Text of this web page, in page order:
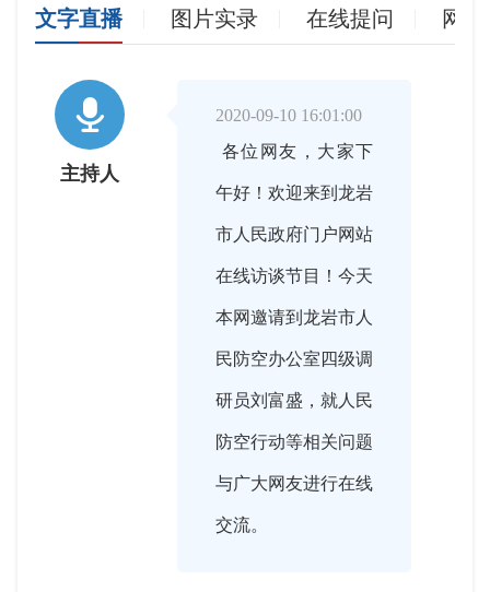
文字直播 图片实录 在线提问 网

主持人
2020-09-10 16:01:00
各位网友，大家下
午好！欢迎来到龙岩
市人民政府门户网站
在线访谈节目！今天
本网邀请到龙岩市人
民防空办公室四级调
研员刘富盛，就人民
防空行动等相关问题
与广大网友进行在线
交流。